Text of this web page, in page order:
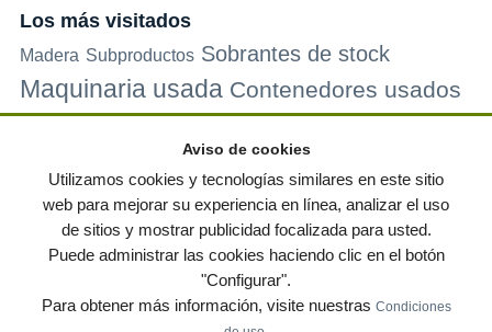
Los más visitados
Madera Subproductos Sobrantes de stock
Maquinaria usada Contenedores usados
Palets de plastico Electrodomesticos
© residuos.com - Todos los derechos reservados Política de privacidad
Condiciones de uso|Contacto|Editores| Mapa web|Preguntas frecuentes
Publica tus anuncios gratis!
Aviso de cookies
Utilizamos cookies y tecnologías similares en este sitio
web para mejorar su experiencia en línea, analizar el uso
de sitios y mostrar publicidad focalizada para usted.
Puede administrar las cookies haciendo clic en el botón
"Configurar".
Para obtener más información, visite nuestras Condiciones